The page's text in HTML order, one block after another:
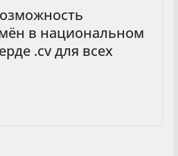
в национальном
.cv для всех